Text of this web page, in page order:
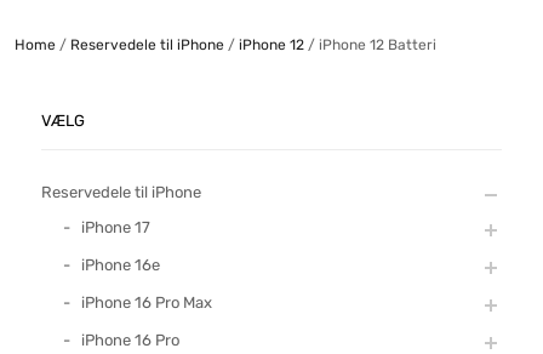
Home/ Reservedele til iPhone/ iPhone 12/ iPhone 12 Batteri
VÆLG
Reservedele til iPhone
iPhone 17
iPhone 16e
iPhone 16 Pro Max
iPhone 16 Pro